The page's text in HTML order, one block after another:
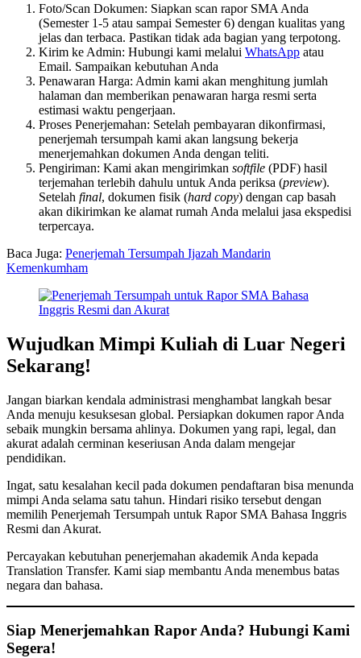
Foto/Scan Dokumen: Siapkan scan rapor SMA Anda
(Semester 1-5 atau sampai Semester 6) dengan kualitas yang
jelas dan terbaca. Pastikan tidak ada bagian yang terpotong.
Kirim ke Admin: Hubungi kami melalui WhatsApp atau
Email. Sampaikan kebutuhan Anda
Penawaran Harga: Admin kami akan menghitung jumlah
halaman dan memberikan penawaran harga resmi serta
estimasi waktu pengerjaan.
Proses Penerjemahan: Setelah pembayaran dikonfirmasi,
penerjemah tersumpah kami akan langsung bekerja
menerjemahkan dokumen Anda dengan teliti.
Pengiriman: Kami akan mengirimkan softfile (PDF) hasil
terjemahan terlebih dahulu untuk Anda periksa (preview).
Setelah final, dokumen fisik (hard copy) dengan cap basah
akan dikirimkan ke alamat rumah Anda melalui jasa ekspedisi
terpercaya.
Baca Juga: Penerjemah Tersumpah Ijazah Mandarin
Kemenkumham
Wujudkan Mimpi Kuliah di Luar Negeri
Sekarang!
Jangan biarkan kendala administrasi menghambat langkah besar
Anda menuju kesuksesan global. Persiapkan dokumen rapor Anda
sebaik mungkin bersama ahlinya. Dokumen yang rapi, legal, dan
akurat adalah cerminan keseriusan Anda dalam mengejar
pendidikan.
Ingat, satu kesalahan kecil pada dokumen pendaftaran bisa menunda
mimpi Anda selama satu tahun. Hindari risiko tersebut dengan
memilih Penerjemah Tersumpah untuk Rapor SMA Bahasa Inggris
Resmi dan Akurat.
Percayakan kebutuhan penerjemahan akademik Anda kepada
Translation Transfer. Kami siap membantu Anda menembus batas
negara dan bahasa.
Siap Menerjemahkan Rapor Anda? Hubungi Kami
Segera!